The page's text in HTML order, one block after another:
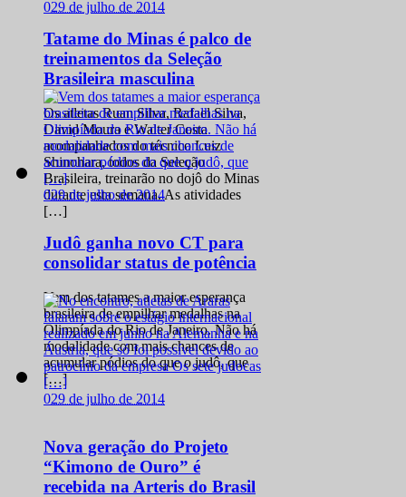
029 de julho de 2014
Tatame do Minas é palco de
treinamentos da Seleção
Brasileira masculina
Os atletas Ruan Silva, Rafael Silva,
David Moura e Walter Costa
acompanhados do técnico Luiz
Shinohara, todos da Seleção
Brasileira, treinarão no dojô do Minas
durante esta semana. As atividades
[…]
029 de julho de 2014
Judô ganha novo CT para
consolidar status de potência
Vem dos tatames a maior esperança
brasileira de empilhar medalhas na
Olimpíada do Rio de Janeiro. Não há
modalidade com mais chances de
acumular pódios do que o judô, que
[…]
029 de julho de 2014
Nova geração do Projeto
“Kimono de Ouro” é
recebida na Arteris do Brasil